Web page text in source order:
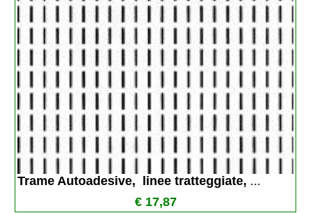
Trame Autoadesive,  linee tratteggiate, ...
€ 17,87